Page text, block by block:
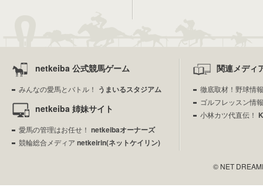
netkeiba 公式競馬ゲーム
みんなの愛馬とバトル！ うまいるスタジアム
netkeiba 姉妹サイト
愛馬の管理はお任せ！ netkeibaオーナーズ
競輪総合メディア netkeirin(ネットケイリン)
関連メディ
徹底取材！野球情
ゴルフレッスン情
小林カツ代直伝！
© NET